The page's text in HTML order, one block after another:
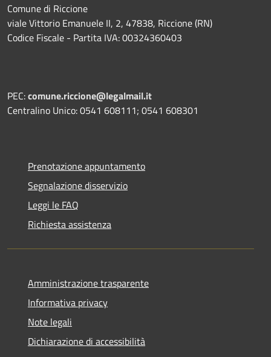
Comune di Riccione
viale Vittorio Emanuele II, 2, 47838, Riccione (RN)
Codice Fiscale - Partita IVA: 00324360403
PEC:comune.riccione@legalmail.it
Centralino Unico: 0541 608111; 0541 608301
Prenotazione appuntamento
Segnalazione disservizio
Leggi le FAQ
Richiesta assistenza
Amministrazione trasparente
Informativa privacy
Note legali
Dichiarazione di accessibilità